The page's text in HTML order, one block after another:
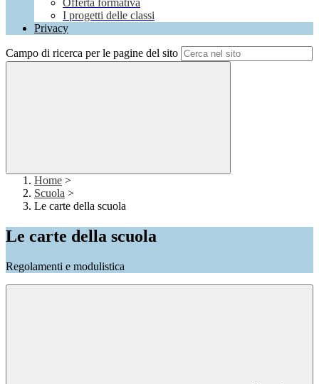
Offerta formativa
I progetti delle classi
Privacy
Campo di ricerca per le pagine del sito
Home >
Scuola >
Le carte della scuola
Le carte della scuola
Regolamenti e modulistica